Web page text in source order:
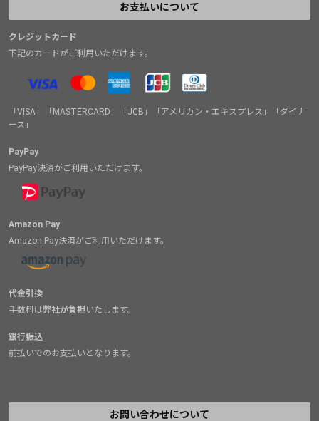
でもボルダーでもほとんどコレ、と言えるくらいに信頼
のおける一足となっています。もちろん、花崗岩だけで
なくチャートにも石灰岩にも！
お支払いについて
クレジットカード
下記のカードがご利用いただけます。
「VISA」「MASTERCARD」「JCB」「アメリカン・エキスプレス」「ダイナ
ース」
PayPay
PayPay決済がご利用いただけます。
Amazon Pay
Amazon Pay決済がご利用いただけます。
代金引換
手数料は弊社が負担 いたします。
銀行振込
前払いでのお支払いとなります。
お問い合わせについて